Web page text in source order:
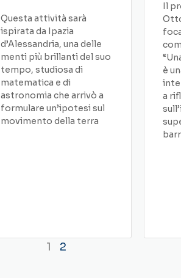
Questa attività sarà
ispirata da Ipazia
d’Alessandria, una delle
menti più brillanti del suo
tempo, studiosa di
matematica e di
astronomia che arrivò a
formulare un’ipotesi sul
movimento della terra
Il
è
a
1 2